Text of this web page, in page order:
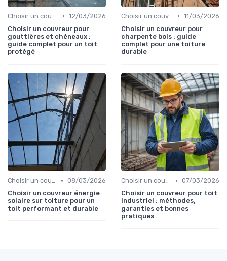
Choisir un couvreur • 12/03/2026
Choisir un couvreur pour
gouttières et chéneaux :
guide complet pour un toit
protégé
Choisir un couvreur • 11/03/2026
Choisir un couvreur pour
charpente bois : guide
complet pour une toiture
durable
Choisir un couvreur • 08/03/2026
Choisir un couvreur énergie
solaire sur toiture pour un
toit performant et durable
Choisir un couvreur • 07/03/2026
Choisir un couvreur pour toit
industriel : méthodes,
garanties et bonnes
pratiques